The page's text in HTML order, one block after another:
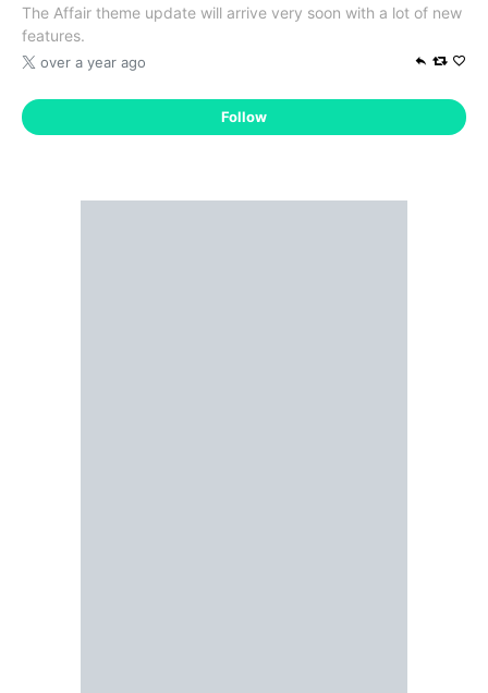
The Affair theme update will arrive very soon with a lot of new
features.
over a year ago
Follow